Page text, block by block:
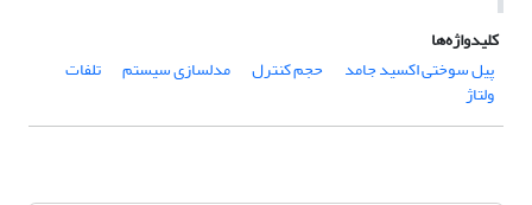
کلیدواژه‌ها
پیل سوختی اکسید جامد
حجم کنترل مدل­سازی سیستم تلفات
ولتاژ